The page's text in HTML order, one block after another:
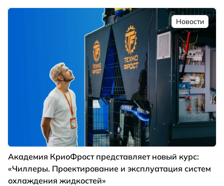
Новости
Академия КриоФрост представляет новый курс:
«Чиллеры. Проектирование и эксплуатация систем
охлаждения жидкостей»